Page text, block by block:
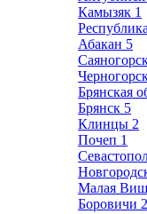
Камызяк 1
Абакан 5
Брянская
Брянск 5
Клинцы 2
Почеп 1
Малая
Боровичи 2